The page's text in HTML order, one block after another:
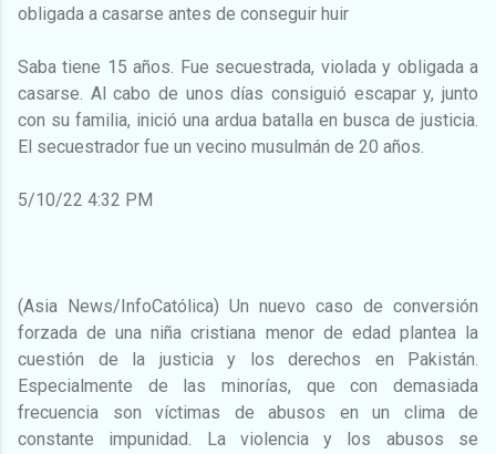
obligada a casarse antes de conseguir huir
Saba tiene 15 años. Fue secuestrada, violada y obligada a
casarse. Al cabo de unos días consiguió escapar y, junto
con su familia, inició una ardua batalla en busca de justicia.
El secuestrador fue un vecino musulmán de 20 años.
5/10/22 4:32 PM
(Asia News/InfoCatólica) Un nuevo caso de conversión
forzada de una niña cristiana menor de edad plantea la
cuestión de la justicia y los derechos en Pakistán.
Especialmente de las minorías, que con demasiada
frecuencia son víctimas de abusos en un clima de
constante impunidad. La violencia y los abusos se